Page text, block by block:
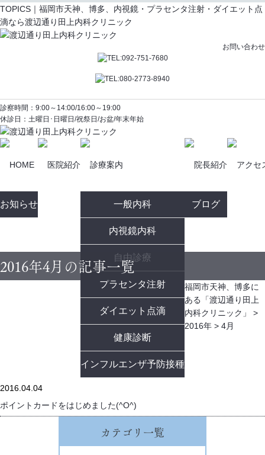
TOPICS｜福岡市天神、博多、内視鏡・プラセンタ注射・ダイエット点
滴なら渡辺通り田上内科クリニック
お問い合わせ
診察時間：9:00～14:00/16:00～19:00
休診日：土曜日･日曜日/祝祭日/お盆/年末年始
お知らせ 一般内科
内視鏡内科
自由診療
プラセンタ注射
ダイエット点滴
健康診断
インフルエンザ予防接種
ブログ
2016年4月の記事一覧
福岡市天神、博多に
ある「渡辺通り田上
内科クリニック」
>
2016年 > 4月
2016.04.04
ポイントカードをはじめました(^O^)
カテゴリ一覧